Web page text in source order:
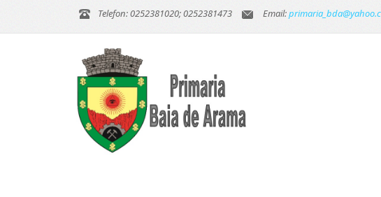
Telefon: 0252381020; 0252381473 Email: